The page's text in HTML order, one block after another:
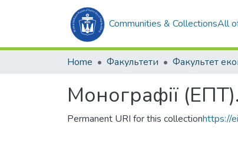
Communities & CollectionsAll
Home Факультети
Монографії
Permanent URI for this collectionhttps://